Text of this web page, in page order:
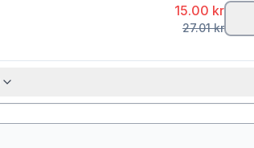
15.00 kr
27.01kr